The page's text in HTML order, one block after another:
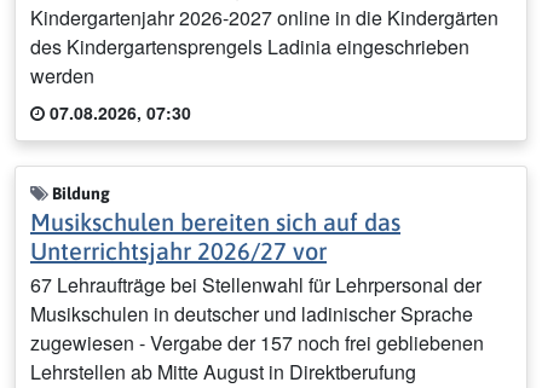
Kindergartenjahr 2026-2027 online in die Kindergärten
des Kindergartensprengels Ladinia eingeschrieben
werden
07.08.2026, 07:30
Bildung
Musikschulen bereiten sich auf das
Unterrichtsjahr 2026/27 vor
67 Lehraufträge bei Stellenwahl für Lehrpersonal der
Musikschulen in deutscher und ladinischer Sprache
zugewiesen - Vergabe der 157 noch frei gebliebenen
Lehrstellen ab Mitte August in Direktberufung